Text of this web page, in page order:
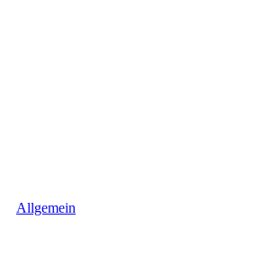
Allgemein